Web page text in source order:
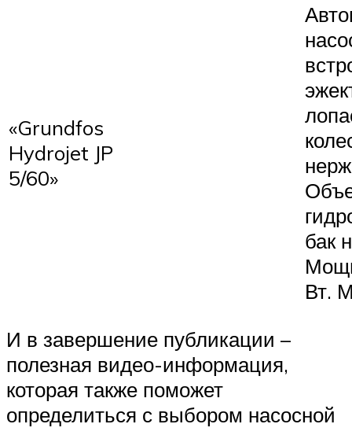
«Grundfos
Hydrojet JP
5/60»
бак
Вт.
И в завершение публикации –
полезная видео-информация,
которая также поможет
определиться с выбором насосной